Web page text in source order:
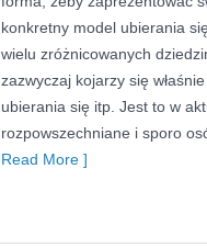
konkretny model ubierania
wielu zróżnicowanych
zazwyczaj kojarzy się
ubierania się itp. Jest to w
rozpowszechniane i sporo
Read More ]